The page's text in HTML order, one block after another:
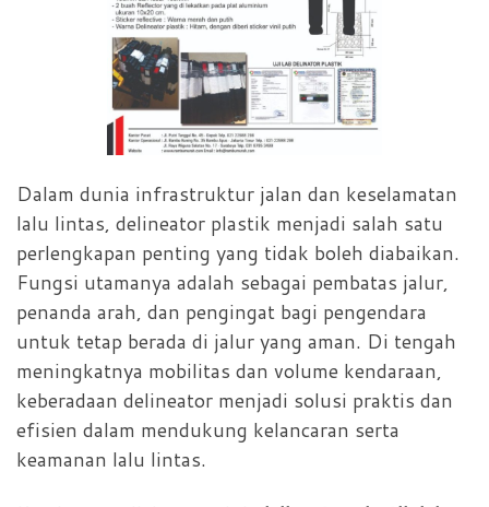
Dalam dunia infrastruktur jalan dan keselamatan
lalu lintas, delineator plastik menjadi salah satu
perlengkapan penting yang tidak boleh diabaikan.
Fungsi utamanya adalah sebagai pembatas jalur,
penanda arah, dan pengingat bagi pengendara
untuk tetap berada di jalur yang aman. Di tengah
meningkatnya mobilitas dan volume kendaraan,
keberadaan delineator menjadi solusi praktis dan
efisien dalam mendukung kelancaran serta
keamanan lalu lintas.